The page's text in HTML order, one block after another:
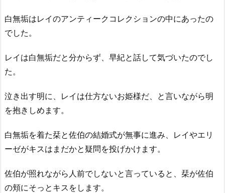
白無垢はレイのアンティークコレクションの中にあったの
でした。
レイは白無垢だと分からず、早紀と話して気づいたのでし
た。
泣き出す明に、レイは仕方ないお姫様だ、と言いながら明
を抱きしめます。
白無垢を着た栞と佐伯の結婚式が無事に進み、レイやエリ
ーゼがキスはまだかと疑問を投げかけます。
佐伯が照れながら人前でしないと言っていると、栞が佐伯
の頬にそっとキスをします。